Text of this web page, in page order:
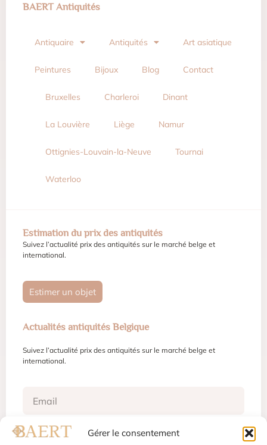
Gérer le consentement
BAERT Antiquités
Antiquaire Antiquités Art asiatique
Peintures Bijoux Blog Contact
Bruxelles Charleroi Dinant
La Louvière Liège Namur
Ottignies-Louvain-la-Neuve Tournai
Waterloo
Estimation du prix des antiquités
Suivez l’actualité prix des antiquités sur le marché belge et
international.
Estimer un objet
Actualités antiquités Belgique
Suivez l’actualité prix des antiquités sur le marché belge et
international.
S'inscrire